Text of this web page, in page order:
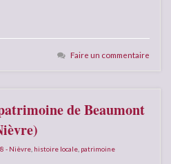
Faire un commentaire
de Beaumont
- Nièvre histoire locale patrimoine